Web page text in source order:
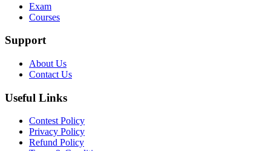
Exam
Courses
Support
About Us
Contact Us
Useful Links
Contest Policy
Privacy Policy
Refund Policy